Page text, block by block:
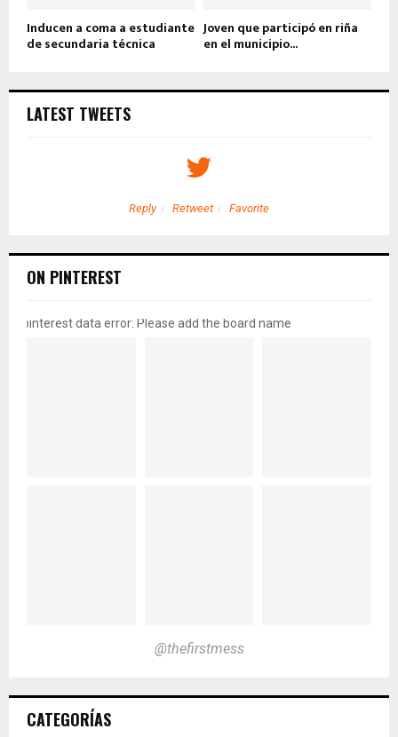
Inducen a coma a estudiante
de secundaria técnica
Joven que participó en riña
en el municipio...
LATEST TWEETS
Reply Retweet Favorite
ON PINTEREST
pinterest data error: Please add the board name
@thefirstmess
CATEGORÍAS